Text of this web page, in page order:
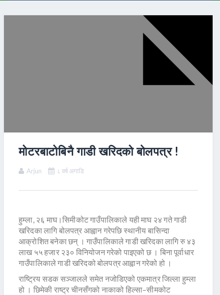
मोटरबाटोबिनै गाडी खरिदको बोलपत्र !
Arjun ८ वर्ष अगाडि
हुम्ला, २६ माघ।सिमीकोट गाउँपालिकाले यही माघ २४ गते गाडी
खरिदका लागि बोलपत्र आह्वान गरेपछि स्थानीय बासिन्दा
आक्रोशित बनेका छन् । गाउँपालिकाले गाडी खरिदका लागि रु ४३
लाख ५५ हजार २३० विनियोजन गरेको पाइएको छ । बिना पूर्वाधार
गाउँपालिकाले गाडी खरिदको बोलपत्र आह्वान गरेको हो ।
राष्ट्रिय सडक सञ्जालले समेत नजोडिएको एकमात्र जिल्ला हुम्ला
हो । छिमेकी राष्ट्र चीनसँगको नाकाको हिल्सा–सीमकोट